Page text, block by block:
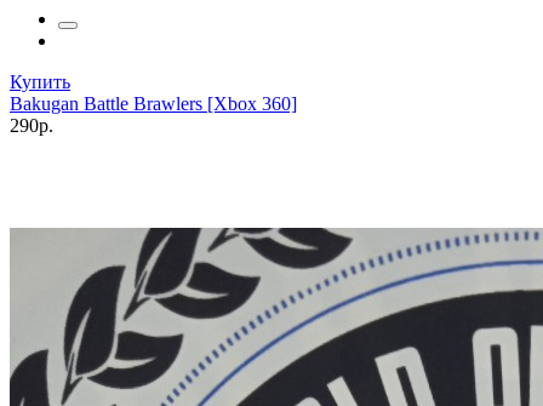
Купить
Bakugan Battle Brawlers [Xbox 360]
290р.